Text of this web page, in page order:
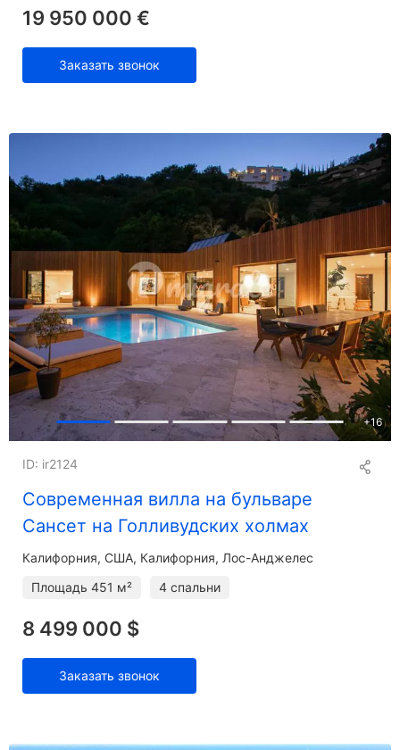
19 950 000 €
Заказать звонок
+16
Современная вилла на бульваре
Сансет на Голливудских холмах
ID: ir2124
Калифорния США, Калифорния, Лос-Анджелес
Площадь 451 м² 4 спальни
8 499 000 $
Заказать звонок